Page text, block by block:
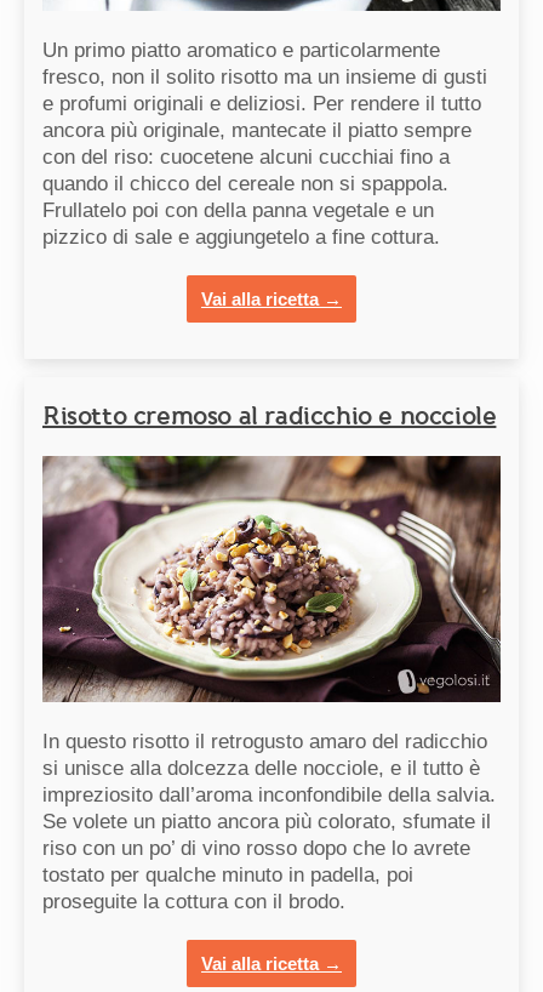
Un primo piatto aromatico e particolarmente
fresco, non il solito risotto ma un insieme di gusti
e profumi originali e deliziosi. Per rendere il tutto
ancora più originale, mantecate il piatto sempre
con del riso: cuocetene alcuni cucchiai fino a
quando il chicco del cereale non si spappola.
Frullatelo poi con della panna vegetale e un
pizzico di sale e aggiungetelo a fine cottura.
Vai alla ricetta →
Risotto cremoso al radicchio e nocciole
In questo risotto il retrogusto amaro del radicchio
si unisce alla dolcezza delle nocciole, e il tutto è
impreziosito dall’aroma inconfondibile della salvia.
Se volete un piatto ancora più colorato, sfumate il
riso con un po’ di vino rosso dopo che lo avrete
tostato per qualche minuto in padella, poi
proseguite la cottura con il brodo.
Vai alla ricetta →